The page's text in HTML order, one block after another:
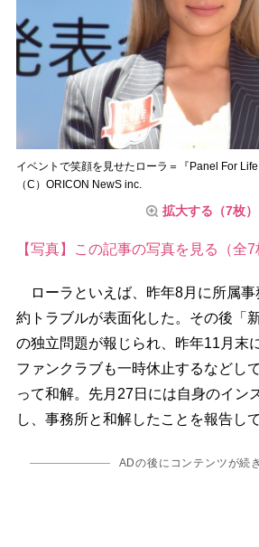
イベントで笑顔を見せたローラ＝『Panel For
（C）ORICON NewS inc.
拡大する（7枚）
【写真】この記事の写真を見る（全7
ローラといえば、昨年8月に所属事
約トラブルが表面化した。その後「
の独立問題が報じられ、昨年11月末
ファンクラブも一時休止するなどし
って和解。先月27日には自身のイン
し、事務所と和解したことを報告して
ADの後にコンテンツが続